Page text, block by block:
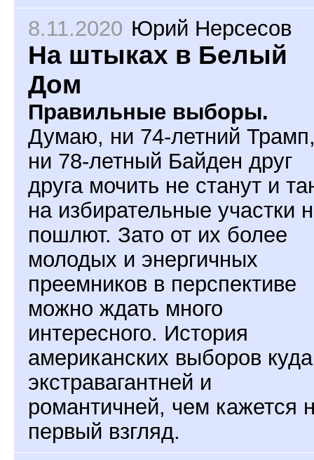
8.11.2020 Юрий Нерсесов
На штыках в Белый
Дом
Правильные выборы.
Думаю, ни 74-летний
ни 78-летный Байден друг
друга мочить не станут и
на избирательные участки
пошлют. Зато от их более
молодых и энергичных
преемников в перспективе
можно ждать много
интересного. История
американских выборов куда
экстравагантней и
романтичней, чем кажется
первый взгляд.